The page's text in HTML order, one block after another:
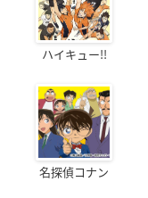
ハイキュー!!
名探偵コナン